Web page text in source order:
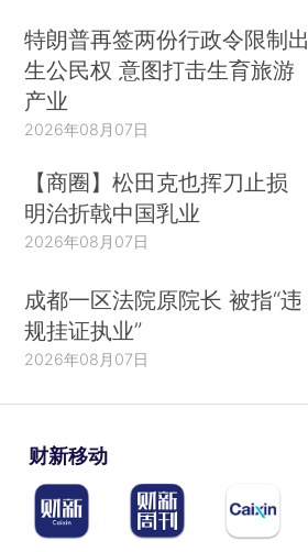
特朗普再签两份行政令限制出
生公民权 意图打击生育旅游
产业
2026年08月07日
【商圈】松田克也挥刀止损
明治折戟中国乳业
2026年08月07日
成都一区法院原院长 被指“违
规挂证执业”
2026年08月07日
财新移动